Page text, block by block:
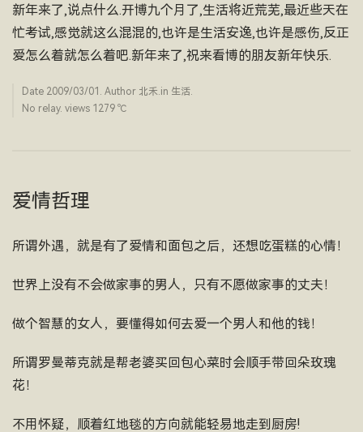
新年来了,说点什么.开博九个月了,生活将近荒芜,最近些天在
忙考试,感觉就这么混混的,也许是生活安逸,也许是感伤,反正
爱怎么着就怎么着吧.新年来了,祝来看博的朋友新年快乐.
Date 2009/03/01 . Author 北禾.in 生活.
No relay. views 1279 ­℃
爱情哲理
所谓外遇，就是有了爱情和面包之后，还想吃蛋糕的心情！
世界上没有不会做家事的男人，只有不愿做家事的丈夫！
做个智慧的女人，要懂得如何去爱一个男人和他的钱！
所谓罗曼蒂克就是帮老婆买回包心菜时会顺手带回朵玫瑰
花！
不用怀疑，顺着红地毯的方向就能轻易地走到厨房!